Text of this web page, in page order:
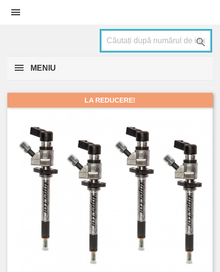


MENIU
LA REDUCERE!